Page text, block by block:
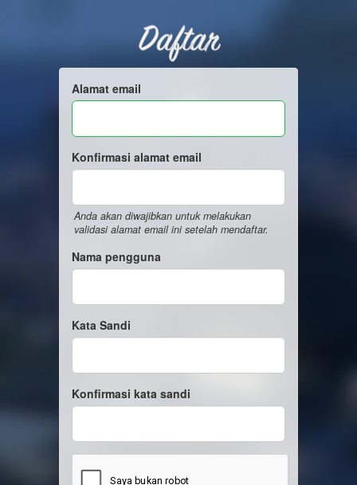
Daftar
Alamat email
Konfirmasi alamat email
Anda akan diwajibkan untuk melakukan
validasi alamat email ini setelah mendaftar.
Nama pengguna
Kata Sandi
Konfirmasi kata sandi